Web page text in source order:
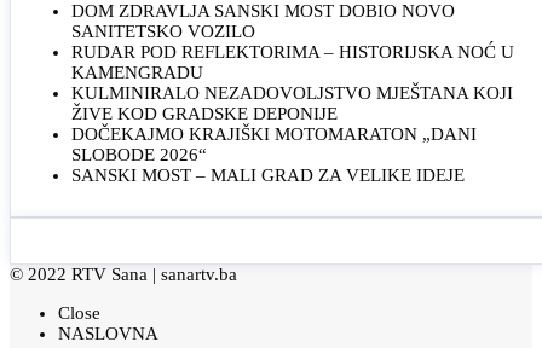
DOM ZDRAVLJA SANSKI MOST DOBIO NOVO
SANITETSKO VOZILO
RUDAR POD REFLEKTORIMA – HISTORIJSKA NOĆ U
KAMENGRADU
KULMINIRALO NEZADOVOLJSTVO MJEŠTANA KOJI
ŽIVE KOD GRADSKE DEPONIJE
DOČEKAJMO KRAJIŠKI MOTOMARATON „DANI
SLOBODE 2026“
SANSKI MOST – MALI GRAD ZA VELIKE IDEJE
© 2022 RTV Sana | sanartv.ba
Close
NASLOVNA